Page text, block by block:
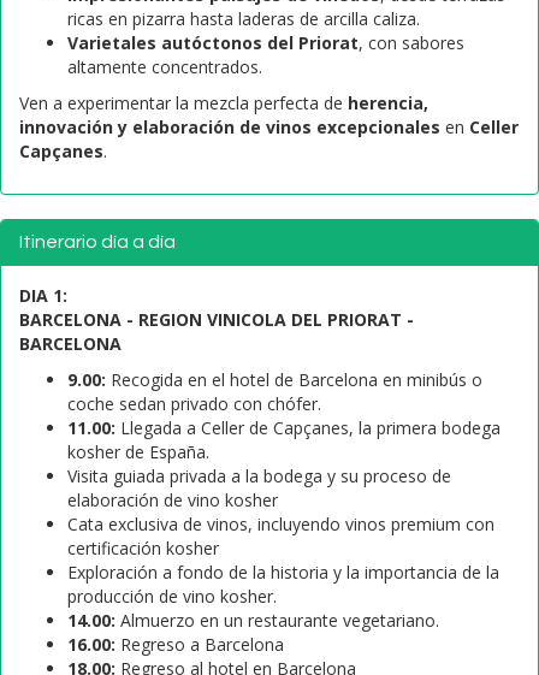
ricas en pizarra hasta laderas de arcilla caliza.
Varietales autóctonos del Priorat, con sabores
altamente concentrados.
Ven a experimentar la mezcla perfecta de herencia,
innovación y elaboración de vinos excepcionales en Celler
Capçanes.
Itinerario día a día
DIA 1:
BARCELONA - REGION VINICOLA DEL PRIORAT -
BARCELONA
9.00: Recogida en el hotel de Barcelona en minibús o
coche sedan privado con chófer.
11.00: Llegada a Celler de Capçanes, la primera bodega
kosher de España.
Visita guiada privada a la bodega y su proceso de
elaboración de vino kosher
Cata exclusiva de vinos, incluyendo vinos premium con
certificación kosher
Exploración a fondo de la historia y la importancia de la
producción de vino kosher.
14.00: Almuerzo en un restaurante vegetariano.
16.00: Regreso a Barcelona
18.00: Regreso al hotel en Barcelona